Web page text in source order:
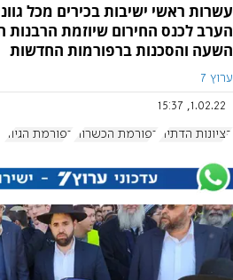
עשרות ראשי ישיבות בכירים מכל
הערב לכנס החירום שיוזמת הרבנות
השעה והסכנות ברפורמות החדשות
ערוץ 7
1.02.22, 15:37
הציונות הדתית רפורמת הכשרות רפורמת הגיור